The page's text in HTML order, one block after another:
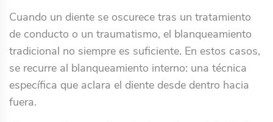
Cuando un diente se oscurece tras un tratamiento
de conducto o un traumatismo, el blanqueamiento
tradicional no siempre es suficiente. En estos casos,
se recurre al blanqueamiento interno: una técnica
específica que aclara el diente desde dentro hacia
fuera.